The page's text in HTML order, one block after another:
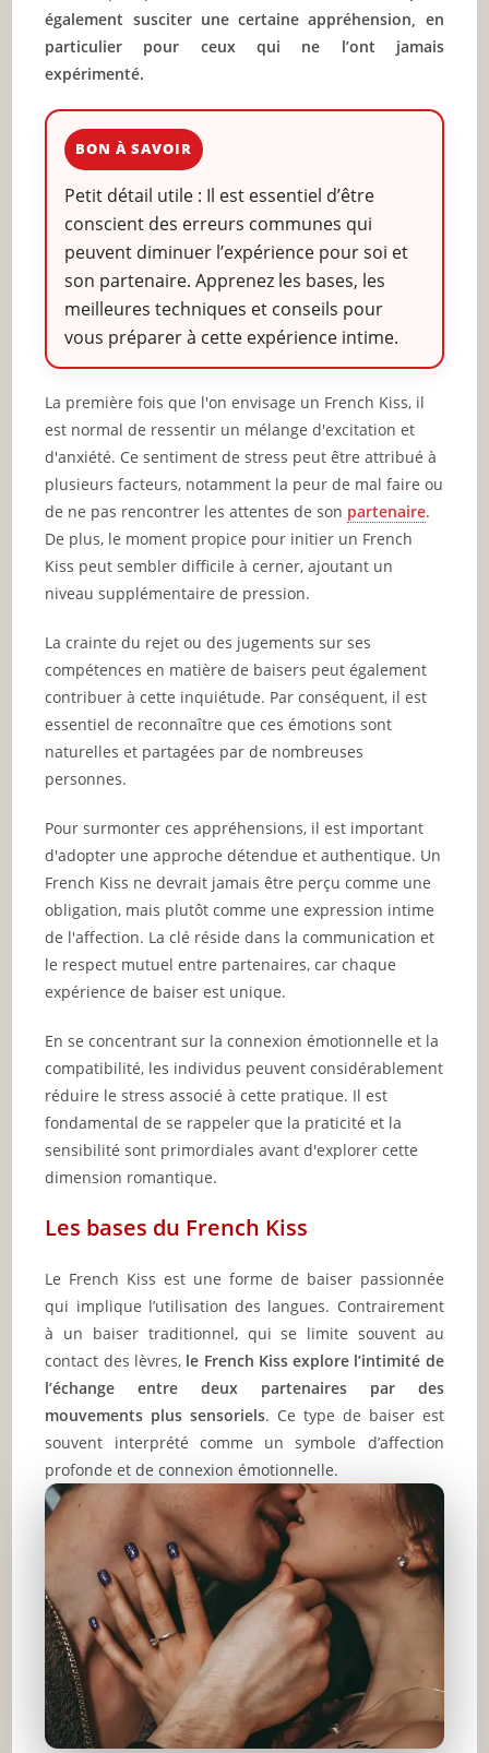
également susciter une certaine appréhension, en
particulier pour ceux qui ne l’ont jamais
expérimenté.
BON À SAVOIR
Petit détail utile : Il est essentiel d’être
conscient des erreurs communes qui
peuvent diminuer l’expérience pour soi et
son partenaire. Apprenez les bases, les
meilleures techniques et conseils pour
vous préparer à cette expérience intime.
La première fois que l'on envisage un French Kiss, il
est normal de ressentir un mélange d'excitation et
d'anxiété. Ce sentiment de stress peut être attribué à
plusieurs facteurs, notamment la peur de mal faire ou
de ne pas rencontrer les attentes de son partenaire.
De plus, le moment propice pour initier un French
Kiss peut sembler difficile à cerner, ajoutant un
niveau supplémentaire de pression.
La crainte du rejet ou des jugements sur ses
compétences en matière de baisers peut également
contribuer à cette inquiétude. Par conséquent, il est
essentiel de reconnaître que ces émotions sont
naturelles et partagées par de nombreuses
personnes.
Pour surmonter ces appréhensions, il est important
d'adopter une approche détendue et authentique. Un
French Kiss ne devrait jamais être perçu comme une
obligation, mais plutôt comme une expression intime
de l'affection. La clé réside dans la communication et
le respect mutuel entre partenaires, car chaque
expérience de baiser est unique.
En se concentrant sur la connexion émotionnelle et la
compatibilité, les individus peuvent considérablement
réduire le stress associé à cette pratique. Il est
fondamental de se rappeler que la praticité et la
sensibilité sont primordiales avant d'explorer cette
dimension romantique.
Les bases du French Kiss
Le French Kiss est une forme de baiser passionnée
qui implique l’utilisation des langues. Contrairement
à un baiser traditionnel, qui se limite souvent au
contact des lèvres,le French Kiss explore l’intimité de
l’échange entre deux partenaires par des
mouvements plus sensoriels. Ce type de baiser est
souvent interprété comme un symbole d’affection
profonde et de connexion émotionnelle.